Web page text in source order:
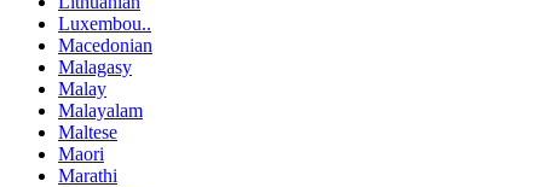
Luxembou..
Macedonian
Malagasy
Malay
Malayalam
Maltese
Maori
Marathi